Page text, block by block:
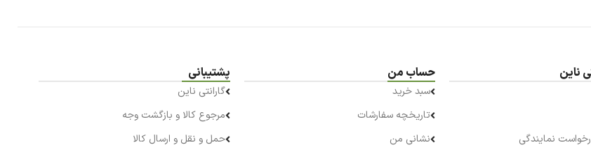
ناین
نمایندگی
حساب من
سبد خرید
تاریخچه سفارشات
نشانی من
پشتیبانی
گارانتی ناین
مرجوع کالا و بازگشت وجه
حمل و نقل و ارسال کالا